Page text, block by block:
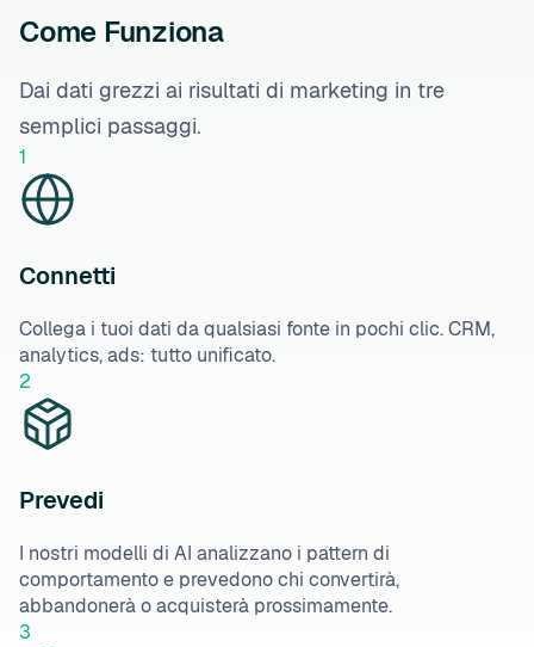
Come Funziona
Dai dati grezzi ai risultati di marketing in tre
semplici passaggi.
1
Connetti
Collega i tuoi dati da qualsiasi fonte in pochi clic. CRM,
analytics, ads: tutto unificato.
2
Prevedi
I nostri modelli di AI analizzano i pattern di
comportamento e prevedono chi convertirà,
abbandonerà o acquisterà prossimamente.
3